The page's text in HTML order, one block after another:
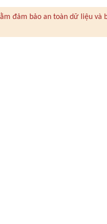
đảm bảo an toàn dữ liệu và